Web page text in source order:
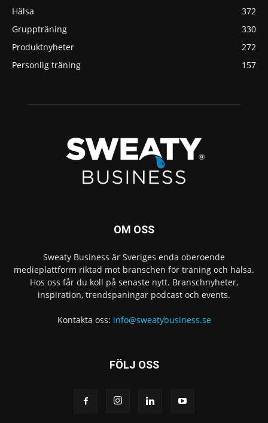
Hälsa
372
Gruppträning
330
Produktnyheter
272
Personlig träning
157
OM OSS
Sweaty Business är Sveriges enda oberoende
medieplattform riktad mot branschen för träning och hälsa.
Hos oss får du koll på senaste nytt. Branschnyheter,
inspiration, trendspaningar podcast och events.
Kontakta oss: info@sweatybusiness.se
FÖLJ OSS